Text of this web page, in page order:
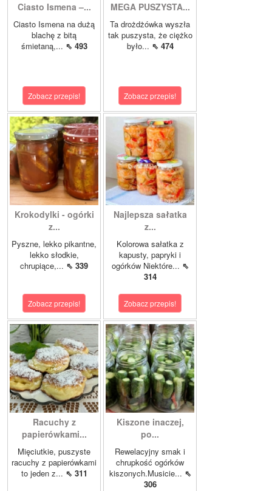
Ciasto Ismena –...
Ciasto Ismena na dużą
blachę z bitą
śmietaną,... ⇖ 493
Zobacz przepis!
MEGA PUSZYSTA...
Ta drożdżówka wyszła
tak puszysta, że ciężko
było... ⇖ 474
Zobacz przepis!
Krokodylki - ogórki
z...
Pyszne, lekko pikantne,
lekko słodkie,
chrupiące,... ⇖ 339
Zobacz przepis!
Najlepsza sałatka
z...
Kolorowa sałatka z
kapusty, papryki i
ogórków Niektóre... ⇖
314
Zobacz przepis!
Racuchy z
papierówkami...
Mięciutkie, puszyste
racuchy z papierówkami
to jeden z... ⇖ 311
Kiszone inaczej,
po...
Rewelacyjny smak i
chrupkość ogórków
kiszonych.Musicie... ⇖
306